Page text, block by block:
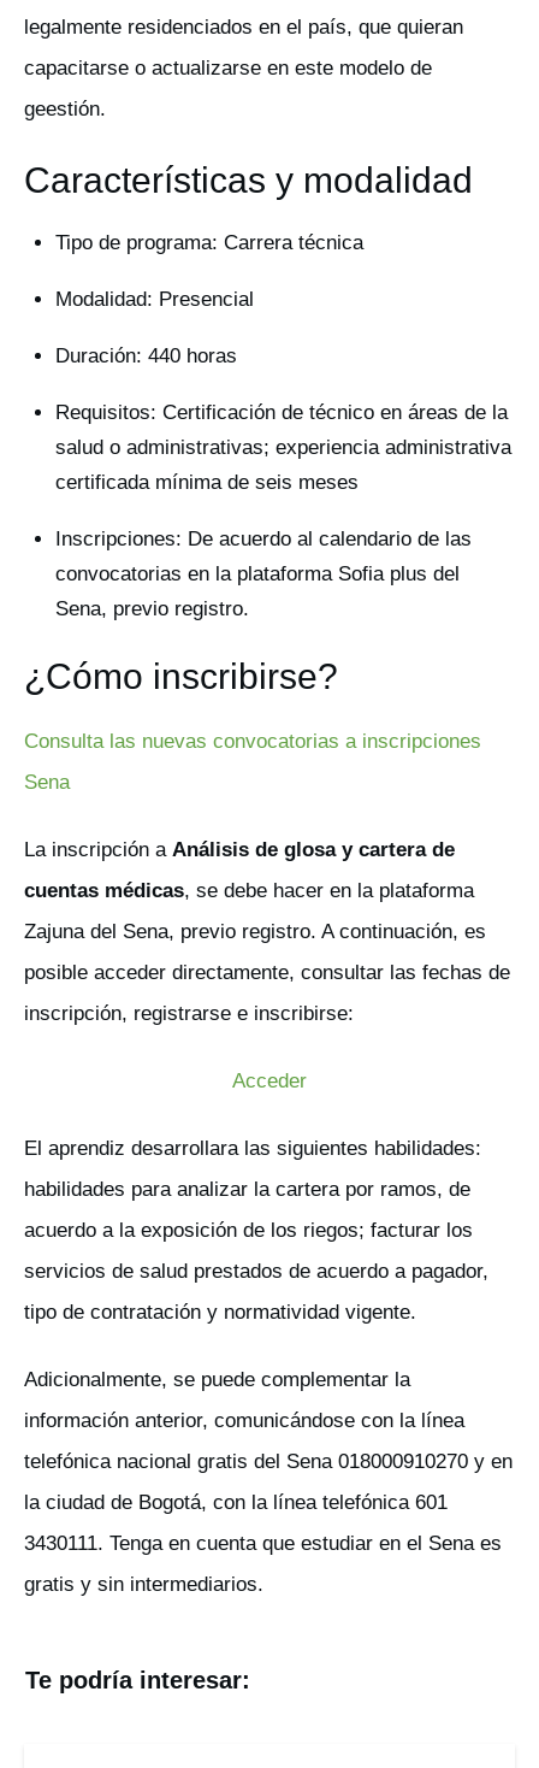
legalmente residenciados en el país, que quieran
capacitarse o actualizarse en este modelo de
geestión.
Características y modalidad
Tipo de programa: Carrera técnica
Modalidad: Presencial
Duración: 440 horas
Requisitos: Certificación de técnico en áreas de la
salud o administrativas; experiencia administrativa
certificada mínima de seis meses
Inscripciones: De acuerdo al calendario de las
convocatorias en la plataforma Sofia plus del
Sena, previo registro.
¿Cómo inscribirse?
Consulta las nuevas convocatorias a inscripciones
Sena
La inscripción a Análisis de glosa y cartera de
cuentas médicas, se debe hacer en la plataforma
Zajuna del Sena, previo registro. A continuación, es
posible acceder directamente, consultar las fechas de
inscripción, registrarse e inscribirse:
Acceder
El aprendiz desarrollara las siguientes habilidades:
habilidades para analizar la cartera por ramos, de
acuerdo a la exposición de los riegos; facturar los
servicios de salud prestados de acuerdo a pagador,
tipo de contratación y normatividad vigente.
Adicionalmente, se puede complementar la
información anterior, comunicándose con la línea
telefónica nacional gratis del Sena 018000910270 y en
la ciudad de Bogotá, con la línea telefónica 601
3430111. Tenga en cuenta que estudiar en el Sena es
gratis y sin intermediarios.
Te podría interesar: